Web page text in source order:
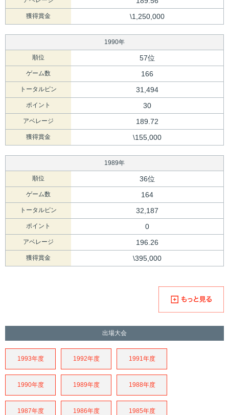
獲得賞金 \1,250,000
1990年
順位 57位
ゲーム数 166
トータルピン 31,494
ポイント 30
アベレージ 189.72
獲得賞金 \155,000
1989年
順位 36位
ゲーム数 164
トータルピン 32,187
ポイント 0
アベレージ 196.26
獲得賞金 \395,000
出場大会
1993年度 1992年度 1991年度
1990年度 1989年度 1988年度
1987年度 1986年度 1985年度